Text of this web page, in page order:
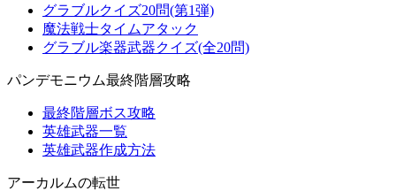
グラブルクイズ20問(第1弾)
魔法戦士タイムアタック
グラブル楽器武器クイズ(全20問)
パンデモニウム最終階層攻略
最終階層ボス攻略
英雄武器一覧
英雄武器作成方法
アーカルムの転世